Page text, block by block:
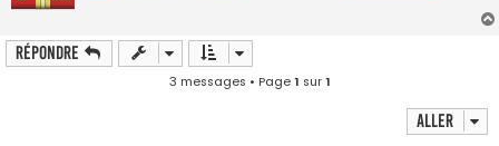
Répondre
3 messages • Page1 sur1
Aller